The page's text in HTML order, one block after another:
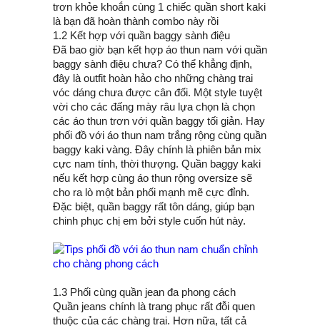
trơn khỏe khoắn cùng 1 chiếc quần short kaki
là bạn đã hoàn thành combo này rồi
1.2 Kết hợp với quần baggy sành điệu
Đã bao giờ bạn kết hợp áo thun nam với quần
baggy sành điệu chưa? Có thể khẳng định,
đây là outfit hoàn hảo cho những chàng trai
vóc dáng chưa được cân đối. Một style tuyệt
vời cho các đấng mày râu lựa chọn là chọn
các áo thun trơn với quần baggy tối giản. Hay
phối đồ với áo thun nam trắng rộng cùng quần
baggy kaki vàng. Đây chính là phiên bản mix
cực nam tính, thời thượng. Quần baggy kaki
nếu kết hợp cùng áo thun rộng oversize sẽ
cho ra lò một bản phối mạnh mẽ cực đỉnh.
Đặc biệt, quần baggy rất tôn dáng, giúp bạn
chinh phục chị em bởi style cuốn hút này.
1.3 Phối cùng quần jean đa phong cách
Quần jeans chính là trang phục rất đỗi quen
thuộc của các chàng trai. Hơn nữa, tất cả